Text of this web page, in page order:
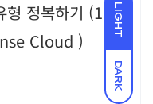
LIGHT
DARK
정복하기 (1편)
Cloud )